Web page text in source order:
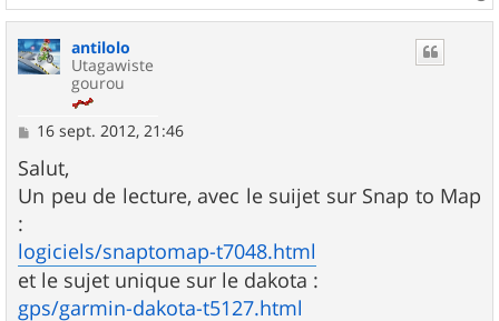
a
antilolo
Utagawiste
gourou
M
s
s
a
16 sept. 2012, 21:46
Salut,
Un peu de lecture, avec le suijet sur Snap to Map
:
logiciels/snaptomap-t7048.html
et le sujet unique sur le dakota :
gps/garmin-dakota-t5127.html